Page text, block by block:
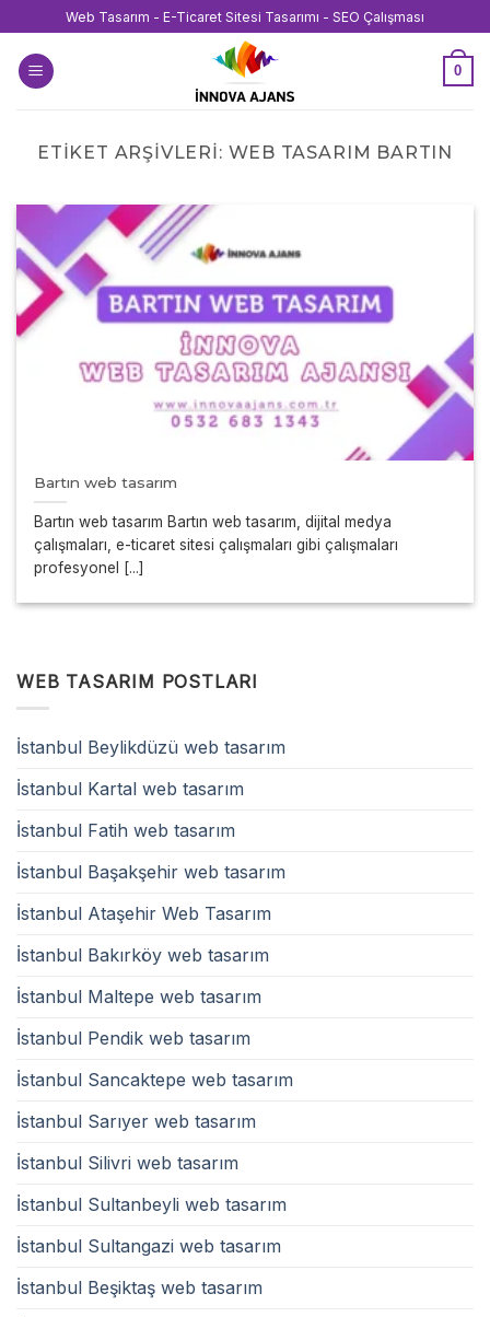
atla
Web Tasarım - E-Ticaret Sitesi Tasarımı - SEO Çalışması
0
ETIKET ARŞIVLERI: WEB TASARIM BARTIN
Bartın web tasarım
Bartın web tasarım Bartın web tasarım, dijital medya
çalışmaları, e-ticaret sitesi çalışmaları gibi çalışmaları
profesyonel [...]
WEB TASARIM POSTLARI
İstanbul Beylikdüzü web tasarım
İstanbul Kartal web tasarım
İstanbul Fatih web tasarım
İstanbul Başakşehir web tasarım
İstanbul Ataşehir Web Tasarım
İstanbul Bakırköy web tasarım
İstanbul Maltepe web tasarım
İstanbul Pendik web tasarım
İstanbul Sancaktepe web tasarım
İstanbul Sarıyer web tasarım
İstanbul Silivri web tasarım
İstanbul Sultanbeyli web tasarım
İstanbul Sultangazi web tasarım
İstanbul Beşiktaş web tasarım